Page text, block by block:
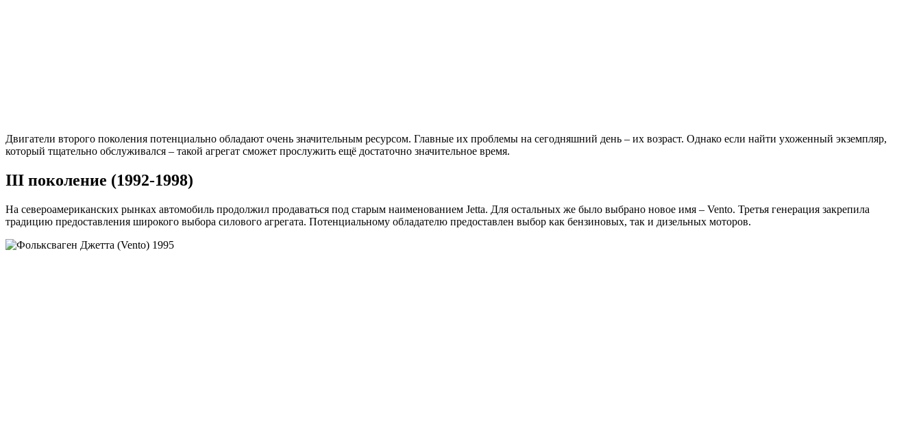
Двигатели второго поколения потенциально обладают очень значительным ресурсом. Главные их проблемы на сегодняшний день – их возраст. Однако если найти ухоженный экземпляр,
который тщательно обслуживался – такой агрегат сможет прослужить ещё достаточно значительное время.
III поколение (1992-1998)
На североамериканских рынках автомобиль продолжил продаваться под старым наименованием Jetta. Для остальных же было выбрано новое имя – Vento. Третья генерация закрепила
традицию предоставления широкого выбора силового агрегата. Потенциальному обладателю предоставлен выбор как бензиновых, так и дизельных моторов.